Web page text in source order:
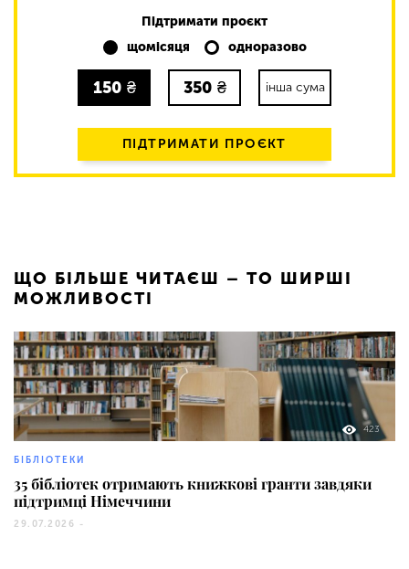
Підтримати проєкт
щомісяця
одноразово
150 ₴ 350 ₴ інша сума
ПІДТРИМАТИ ПРОЄКТ
ЩО БІЛЬШЕ ЧИТАЄШ – ТО ШИРШІ
МОЖЛИВОСТІ
423
БІБЛІОТЕКИ
35 бібліотек отримають книжкові гранти завдяки
підтримці Німеччини
29.07.2026 -